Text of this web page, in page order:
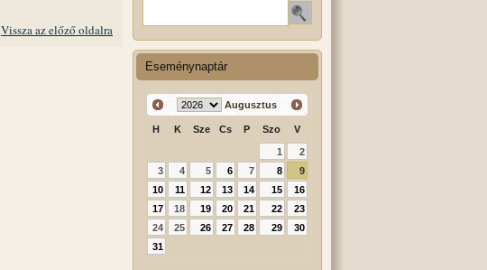
Vissza az előző oldalra
Eseménynaptár
Augusztus
H K Sze Cs P Szo V
1
2
3
4 5 6 7 8
9
10
11 12 13 14 15
16
17
18 19 20 21 22
23
24
25 26 27 28 29
30
31